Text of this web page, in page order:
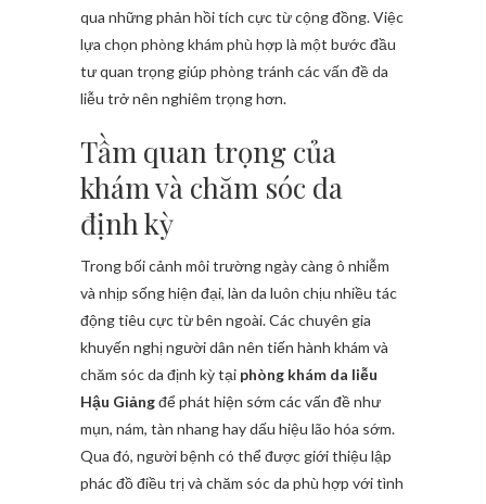
qua những phản hồi tích cực từ cộng đồng. Việc
lựa chọn phòng khám phù hợp là một bước đầu
tư quan trọng giúp phòng tránh các vấn đề da
liễu trở nên nghiêm trọng hơn.
Tầm quan trọng của
khám và chăm sóc da
định kỳ
Trong bối cảnh môi trường ngày càng ô nhiễm
và nhịp sống hiện đại, làn da luôn chịu nhiều tác
động tiêu cực từ bên ngoài. Các chuyên gia
khuyến nghị người dân nên tiến hành khám và
chăm sóc da định kỳ tại phòng khám da liễu
Hậu Giảngđể phát hiện sớm các vấn đề như
mụn, nám, tàn nhang hay dấu hiệu lão hóa sớm.
Qua đó, người bệnh có thể được giới thiệu lập
phác đồ điều trị và chăm sóc da phù hợp với tình